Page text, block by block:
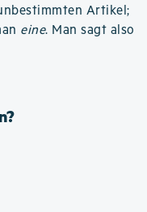
Artikel;
eine. Man sagt also